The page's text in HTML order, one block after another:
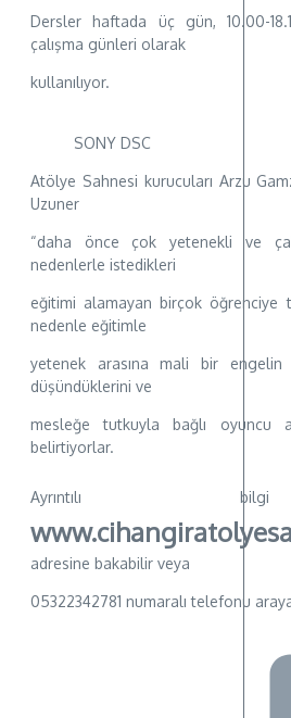
Dersler haftada üç gün, 10.00-
çalışma günleri olarak
kullanılıyor.
SONY DSC
Atölye Sahnesi kurucuları Arzu
Uzuner
“daha önce çok yetenekli ve
nedenlerle istedikleri
eğitimi alamayan birçok öğrenciye
nedenle eğitimle
yetenek arasına mali bir engelin
düşündüklerini ve
mesleğe tutkuyla bağlı oyuncu
belirtiyorlar.
Ayrıntılı
adresine bakabilir veya
05322342781 numaralı telefonu